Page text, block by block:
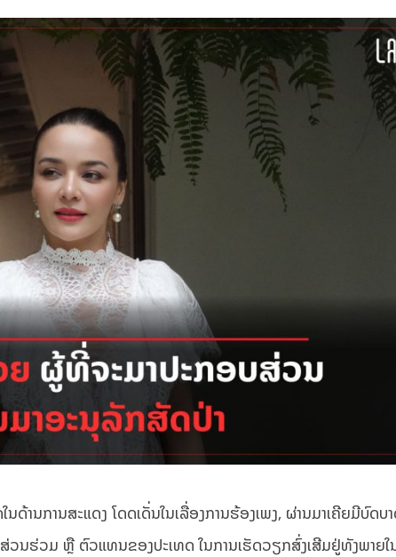
ນການສະແດງ ໂດດເດັ່ນໃນເລື່ອງການຮ້ອງເພງ, ຜ່ານມາເຄີຍມີບົດບ
ນຮ່ວມ ຫຼື ຕົວແທນຂອງປະເທດ ໃນການເຮັດວຽກສົ່ງເສີມຢູ່ທັງພາຍໃ